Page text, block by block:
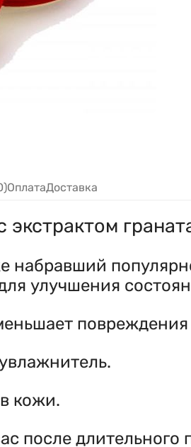
ОплатаДоставка
экстрактом
улучшения
кожи.
после